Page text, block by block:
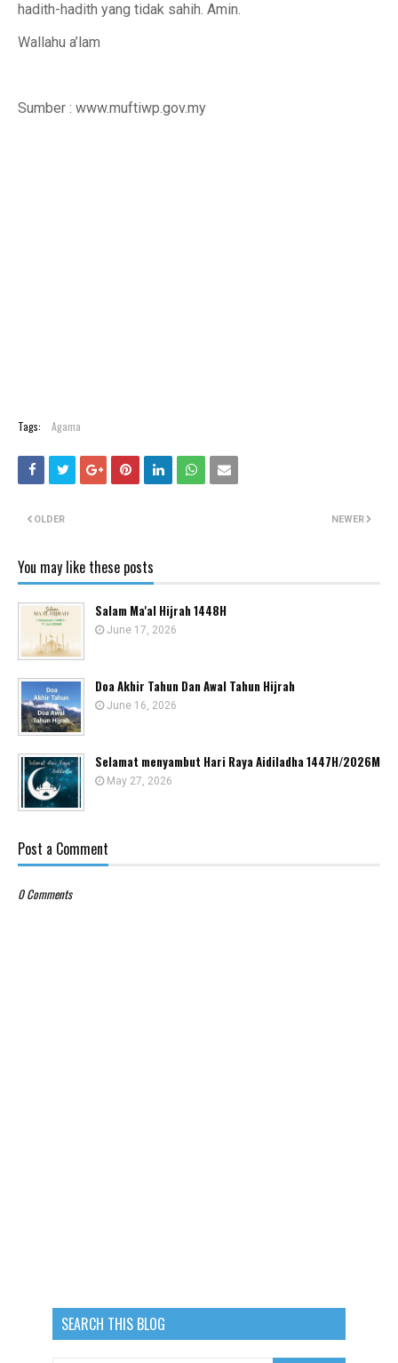
hadith-hadith yang tidak sahih. Amin.
Wallahu a’lam
Sumber : www.muftiwp.gov.my
Tags: Agama
NEWER
OLDER
You may like these posts
Salam Ma'al Hijrah 1448H
June 17, 2026
Doa Akhir Tahun Dan Awal Tahun Hijrah
June 16, 2026
Selamat menyambut Hari Raya Aidiladha 1447H/2026M
May 27, 2026
Post a Comment
0 Comments
SEARCH THIS BLOG